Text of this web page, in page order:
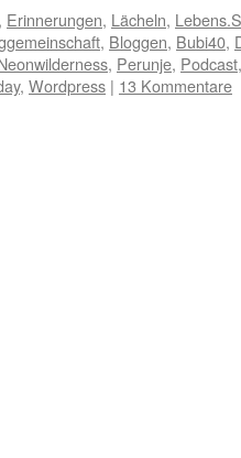
, Erinnerungen, Lächeln,
, Bloggen, Bubi40,
, Perunje, Podcast
, Wordpress | 13 Kommentare